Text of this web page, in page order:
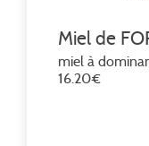
Miel de
miel à
16.20€